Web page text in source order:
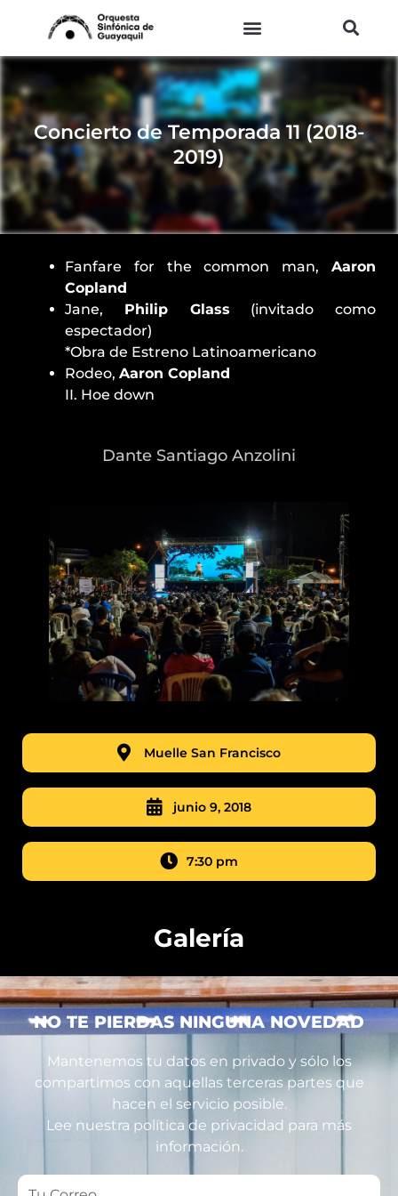
contenido
Concierto de Temporada 11 (2018-
2019)
Fanfare for the common man, Aaron
Copland
Jane, Philip Glass (invitado como
espectador)
*Obra de Estreno Latinoamericano
Rodeo, Aaron Copland
II. Hoe down
Dante Santiago Anzolini
Muelle San Francisco
junio 9, 2018
7:30 pm
Galería
NO TE PIERDAS NINGUNA NOVEDAD
Mantenemos tu datos en privado y sólo los
compartimos con aquellas terceras partes que
hacen el servicio posible.
Lee nuestra política de privacidad para más
información.
Tu